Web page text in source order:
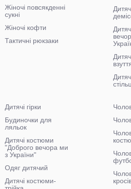
Жіночі повсякденні
сукні
Жіночі кофти
Тактичні рюкзаки
Дитячі гірки
Будиночки для
ляльок
Дитячі костюми
"Доброго вечора ми
з України"
Одяг дитячий
Дитячі костюми-